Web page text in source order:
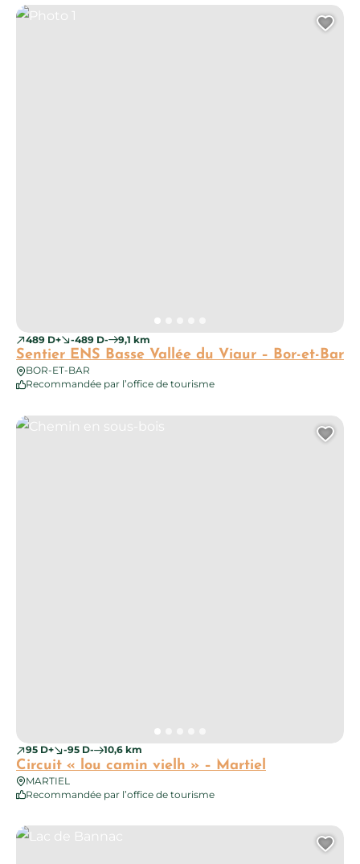
489 D+ -489 D- 9,1 km
Sentier ENS Basse Vallée du Viaur – Bor-et-Bar
BOR-ET-BAR
Recommandée par l’office de tourisme
Photo 1
95 D+ -95 D- 10,6 km
Circuit « lou camin vielh » – Martiel
MARTIEL
Recommandée par l’office de tourisme
Chemin en sous-bois
Lac de Bannac